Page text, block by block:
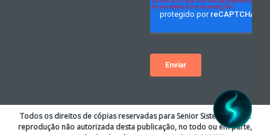
Todos os direitos de cópias reservadas para Senior Sistemas S.A. A
reprodução não autorizada desta publicação, no todo ou em parte,